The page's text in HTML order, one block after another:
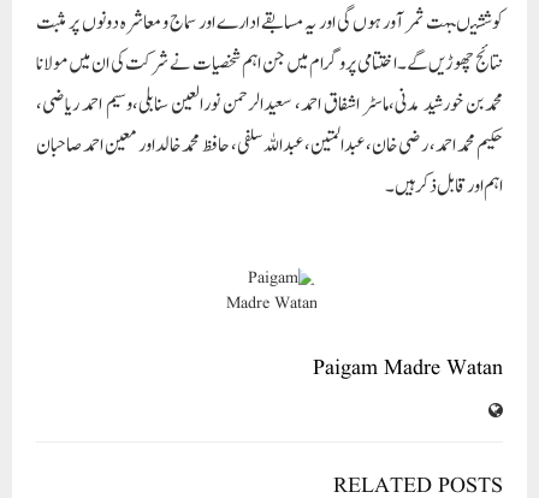
کوششیںبہت ثمر آور ہوں گی اور یہ مسابقے ادارے اور سماج و معاشرہ دونوں پر مثبت
نتائج چھوڑیں گے۔اختتامی پروگرام میں جن اہم شخصیات نے شرکت کی ان میں مولانا
محمدبن خورشید مدنی،ماسٹر اشفاق احمد، سعیدالرحمن نورالعین سنابلی،وسیم احمد ریاضی،
حکیم محمد احمد، رضی خان، عبدالمتین، عبداللہ سلفی، حافظ محمد خالداور معین احمد صاحبان
اہم اور قابل ذکر ہیں۔
Paigam Madre Watan
RELATED POSTS